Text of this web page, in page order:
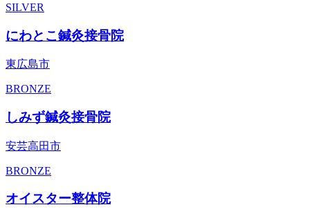
SILVER
にわとこ鍼灸接骨院
東広島市
BRONZE
しみず鍼灸接骨院
安芸高田市
BRONZE
オイスター整体院